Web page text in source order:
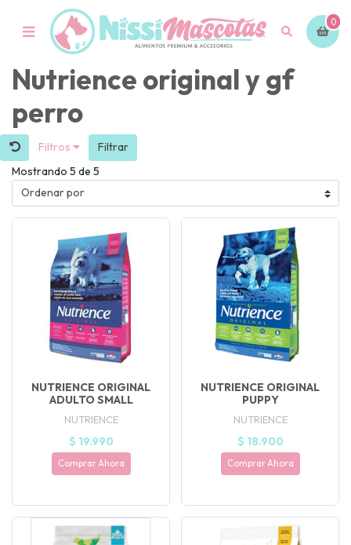
0
Nutrience original y gf
perro
Filtros
Filtrar
Mostrando 5 de 5
NUTRIENCE ORIGINAL
ADULTO SMALL
NUTRIENCE
$ 19.990
Comprar Ahora
NUTRIENCE ORIGINAL
PUPPY
NUTRIENCE
$ 18.900
Comprar Ahora